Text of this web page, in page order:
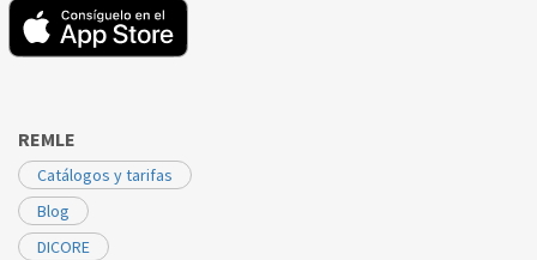
REMLE
Catálogos y tarifas
Blog
DICORE